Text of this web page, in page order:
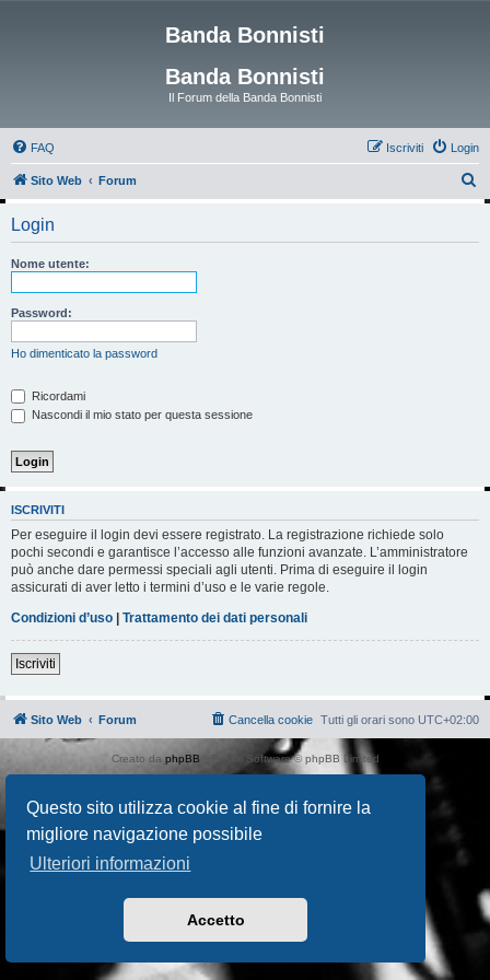
Questo sito utilizza cookie al fine di fornire la
migliore navigazione possibile
Ulteriori informazioni
Accetto
Banda Bonnisti
Banda Bonnisti
Il Forum della Banda Bonnisti
FAQ Login
Iscriviti
Sito Web Forum
Login
Nome utente:
Password:
Ho dimenticato la password
Ricordami
Nascondi il mio stato per questa sessione
ISCRIVITI
Per eseguire il login devi essere registrato. La registrazione richiede solo
pochi secondi e garantisce l’accesso alle funzioni avanzate. L’amministratore
può anche dare permessi speciali agli utenti. Prima di eseguire il login
assicurati di aver letto i termini d’uso e le varie regole.
Condizioni d’uso
Trattamento dei dati personali
Iscriviti
Sito Web Forum Tutti gli orari sono UTC+02:00
Cancella cookie
Creato da phpBB ® Forum Software © phpBB Limited
Traduzione ItalianaphpBB-Italia.it
Privacy |Condizioni